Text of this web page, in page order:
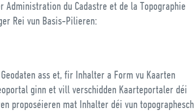
Administration du Cadastre et de la Topographie
Rei vun Basis-Pilieren:
ass et, fir Inhalter a Form vu Kaarten
ginn et vill verschidden Kaarteportaler déi
proposéieren mat Inhalter déi vun